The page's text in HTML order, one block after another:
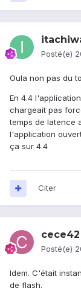
Posté(e)
Oula non pas du
En 4.4
chargeait pas
temps de latence
l'application
ça sur 4.4
Citer
cece42
Posté(e)
Idem. C'était
de flash.